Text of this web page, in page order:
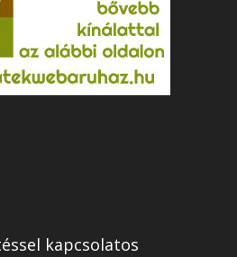
kapcsolatos